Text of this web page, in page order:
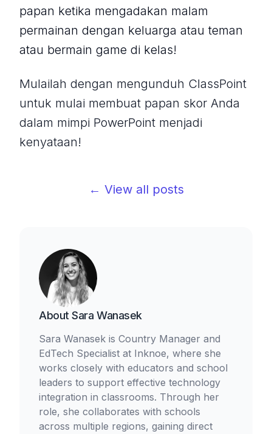
papan ketika mengadakan malam
permainan dengan keluarga atau teman
atau bermain game di kelas!
Mulailah dengan mengunduh ClassPoint
untuk mulai membuat papan skor Anda
dalam mimpi PowerPoint menjadi
kenyataan!
← View all posts
About Sara Wanasek
Sara Wanasek is Country Manager and
EdTech Specialist at Inknoe, where she
works closely with educators and school
leaders to support effective technology
integration in classrooms. Through her
role, she collaborates with schools
across multiple regions, gaining direct